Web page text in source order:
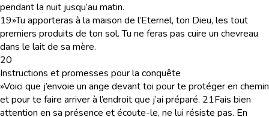
pendant la nuit jusqu’au matin.
19»Tu apporteras à la maison de l’Eternel, ton Dieu, les tout
premiers produits de ton sol. Tu ne feras pas cuire un chevreau
dans le lait de sa mère.
20
Instructions et promesses pour la conquête
»Voici que j’envoie un ange devant toi pour te protéger en chemin
et pour te faire arriver à l’endroit que j’ai préparé. 21Fais bien
attention en sa présence et écoute-le, ne lui résiste pas. En